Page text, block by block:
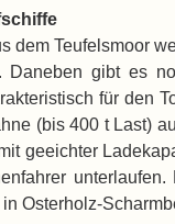
dem Teufelsmoor
Daneben gibt es
für den
(bis 400 t Last)
geeichter
Osterholz-